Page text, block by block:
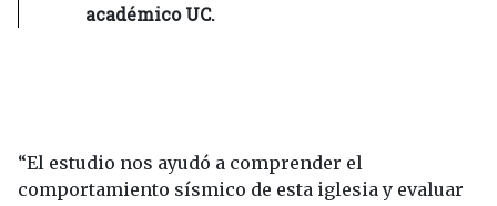
académico UC.
“El estudio nos ayudó a comprender el
comportamiento sísmico de esta iglesia y evaluar